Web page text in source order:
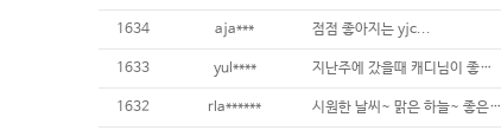
1634 aja*** 점점 좋아지는 yjc...
1633 yul**** 지난주에 갔을때 캐디님이 좋으셔서 이번주에
1632 rla****** 시원한 날씨~ 맑은 하늘~ 좋은 사람들~